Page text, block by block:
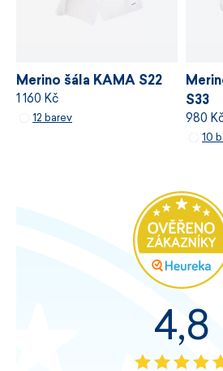
Merino šála KAMA S22
1 160 Kč
12 barev
S33
980
10
4,8